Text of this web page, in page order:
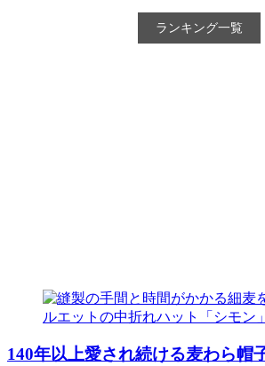
ランキング一覧
140年以上愛され続ける麦わら帽